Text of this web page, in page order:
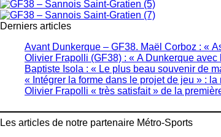
Derniers articles
Avant Dunkerque – GF38. Maël Corboz : «
Olivier Frapolli (GF38) : « A Dunkerque
Baptiste Isola : « Le plus beau souvenir de
« Intégrer la forme dans le projet de jeu » :
Olivier Frapolli « très satisfait » de la
Les articles de notre partenaire Métro-Sports